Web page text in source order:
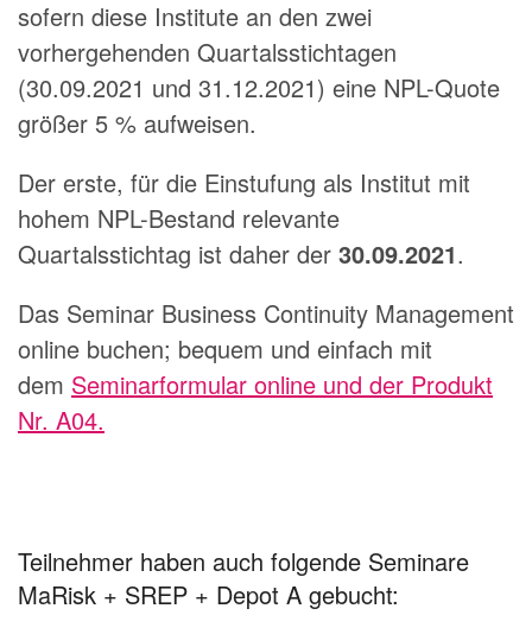
sofern diese Institute an den zwei
vorhergehenden Quartalsstichtagen
(30.09.2021 und 31.12.2021) eine NPL-Quote
größer 5 % aufweisen.
Der erste, für die Einstufung als Institut mit
hohem NPL-Bestand relevante
Quartalsstichtag ist daher der 30.09.2021.
Das Seminar Business Continuity Management
online buchen; bequem und einfach mit
dem Seminarformular online und der Produkt
Nr. A04.
Teilnehmer haben auch folgende Seminare
MaRisk + SREP + Depot A gebucht: